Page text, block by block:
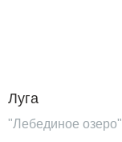
Луга
"Лебединое озеро"